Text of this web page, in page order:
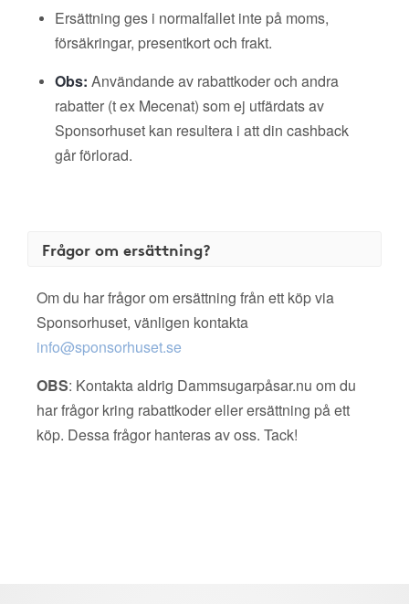
Ersättning ges i normalfallet inte på moms,
försäkringar, presentkort och frakt.
Obs: Användande av rabattkoder och andra
rabatter (t ex Mecenat) som ej utfärdats av
Sponsorhuset kan resultera i att din cashback
går förlorad.
Frågor om ersättning?
Om du har frågor om ersättning från ett köp via
Sponsorhuset, vänligen kontakta
info@sponsorhuset.se
OBS: Kontakta aldrig Dammsugarpåsar.nu om du
har frågor kring rabattkoder eller ersättning på ett
köp. Dessa frågor hanteras av oss. Tack!